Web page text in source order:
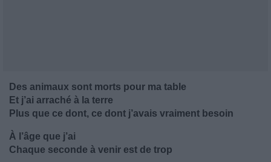
Des animaux sont morts pour ma table
Et j’ai arraché à la terre
Plus que ce dont, ce dont j’avais vraiment besoin
À l’âge que j’ai
Chaque seconde à venir est de trop